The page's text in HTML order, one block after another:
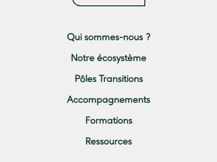
Qui sommes-nous ?
Notre écosystème
Pôles Transitions
Accompagnements
Formations
Ressources